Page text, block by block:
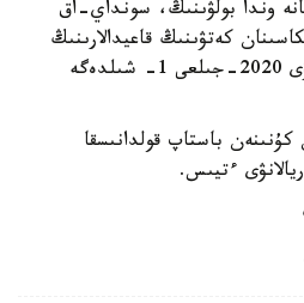
وندا بولۋىنىڭ، سونداي-اق
كەتۋىنىڭ قاعيدالارىنىڭ
26-1-تارماعىنىڭ قولدانىلۋى 2020-جىلعى 1- شىلدەگە
باستاپ قولدانىسقا
ءتيىس.